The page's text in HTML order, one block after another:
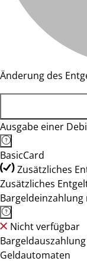
Änderung des
Ausgabe einer
BasicCard
Zusätzliches
Zusätzliches
Nicht verfügbar
Geldautomaten